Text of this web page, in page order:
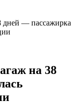
дней — пассажирка
на 38